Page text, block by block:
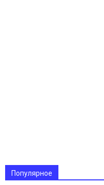
Популярное